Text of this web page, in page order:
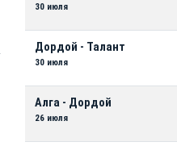
30 июля
Дордой - Талант
30 июля
Алга - Дордой
26 июля